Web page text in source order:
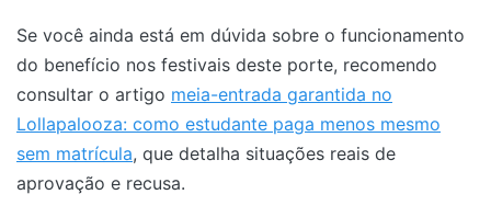
Se você ainda está em dúvida sobre o funcionamento
do benefício nos festivais deste porte, recomendo
consultar o artigo meia-entrada garantida no
Lollapalooza: como estudante paga menos mesmo
sem matrícula, que detalha situações reais de
aprovação e recusa.